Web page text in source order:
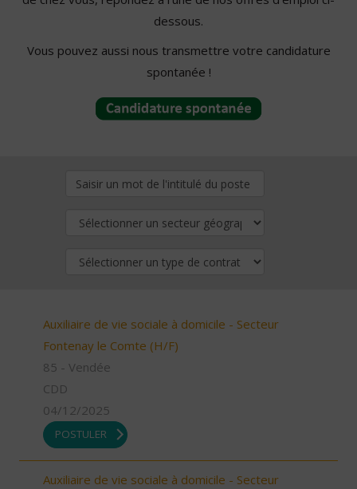
dessous.
Vous pouvez aussi nous transmettre votre candidature
spontanée !
Auxiliaire de vie sociale à domicile - Secteur
Fontenay le Comte (H/F)
85 - Vendée
CDD
04/12/2025
POSTULER
Auxiliaire de vie sociale à domicile - Secteur